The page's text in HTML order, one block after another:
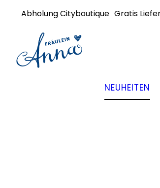
Abholung Cityboutique Gratis
NEUHEITEN